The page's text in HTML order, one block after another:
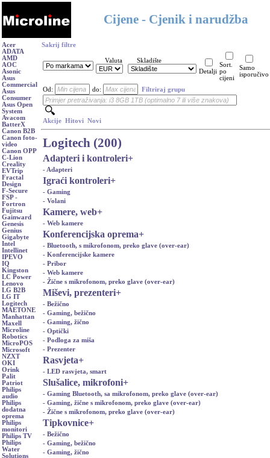
Cijene - Cjenik i narudžba
Acer
ADATA
AMD
AOC
Asonic
Asus
Commercial
Asus
Consumer
Asus Open
System
Avacom
BatterX
Canon B2B
Canon foto-
video
Canon OPP
C-Lion
Creality
EVTrip
Fractal
Design
F-Secure
FSP -
Fortron
Fujitsu
Gainward
Genesis
Genius
Gigabyte
Intel
Intellinet
IPEVO
IQ
Kingston
LC Power
Lenovo
LG B2B
LG IT
Logitech
MAETONE
Manhattan
Maxell
Microline
Robotics
MicroPOS
Microsoft
NZXT
OKI
Orink
Palit
Patriot
Philips
audio
Philips
dodatna
oprema
Philips
monitori
Philips TV
Philips
Water
Solutions
Sakrij filtre
Valuta
Skladište
Detalji
Sort.
po
cijeni
Samo
isporučivo
Od: do: Filtriraj grupu
Akcije Hitovi Novi
Logitech (200)
Adapteri i kontroleri+
- Adapteri
Igraći kontroleri+
- Gaming
- Volani
Kamere, web+
- Web kamere
Konferencijska oprema+
- Bluetooth, s mikrofonom, preko glave (over-ear)
- Konferencijske kamere
- Pribor
- Web kamere
- Žične s mikrofonom, preko glave (over-ear)
Miševi, prezenteri+
- Bežično
- Gaming, bežično
- Gaming, žično
- Optički
- Podloga za miša
- Prezenter
Rasvjeta+
- LED rasvjeta, smart
Slušalice, mikrofoni+
- Gaming Bluetooth, sa mikrofonom, preko glave (over-ear)
- Gaming, žične s mikrofonom, preko glave (over-ear)
- Žične s mikrofonom, preko glave (over-ear)
Tipkovnice+
- Bežično
- Gaming, bežično
- Gaming, žično